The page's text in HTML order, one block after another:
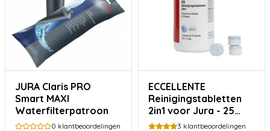
JURA Claris PRO
Smart MAXI
Waterfilterpatroon
0 klantbeoordelingen
ECCELLENTE
Reinigingstabletten
2in1 voor Jura - 25
stuks 3 klantbeoordelingen